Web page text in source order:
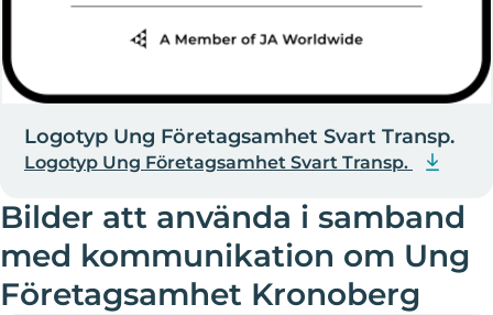
Logotyp Ung Företagsamhet Svart Transp.
Logotyp Ung Företagsamhet Svart Transp.
Bilder att använda i samband
med kommunikation om Ung
Företagsamhet Kronoberg